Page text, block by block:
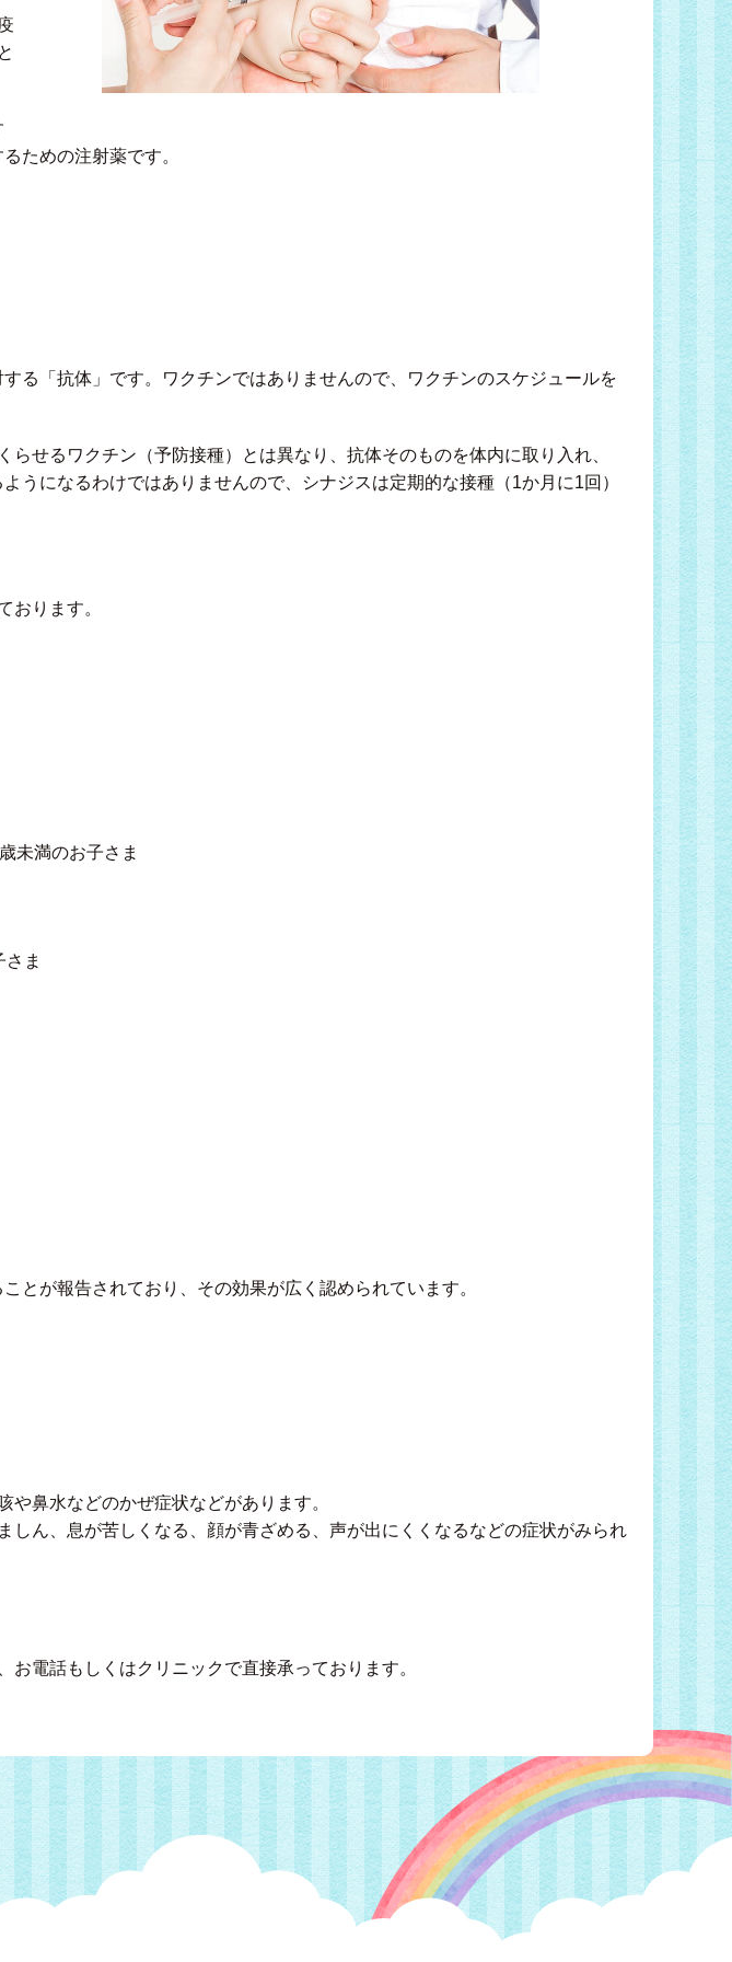
ための注射薬です。
る「抗体」です。ワクチンではありませんので、ワクチンのスケジュールを
せるワクチン（予防接種）とは異なり、抗体そのものを体内に取り入れ、
うになるわけではありませんので、シナジスは定期的な接種（1か月に1回）
おります。
未満のお子さま
ま
とが報告されており、その効果が広く認められています。
鼻水などのかぜ症状などがあります。
ん、息が苦しくなる、顔が青ざめる、声が出にくくなるなどの症状がみられ
電話もしくはクリニックで直接承っております。